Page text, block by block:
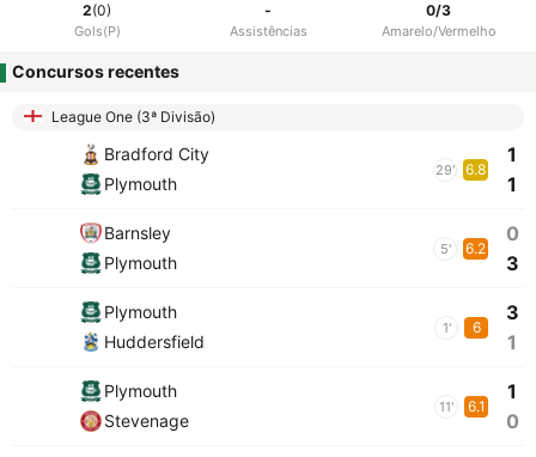
2(0)
Gols(P)
-
Assistências
0/3
Amarelo/Vermelho
Concursos recentes
League One (3ª Divisão)
Bradford City
Plymouth
29' 6.8
1
1
Barnsley
Plymouth
5' 6.2
0
3
Plymouth
Huddersfield
1' 6
3
1
Plymouth
Stevenage
11' 6.1
1
0